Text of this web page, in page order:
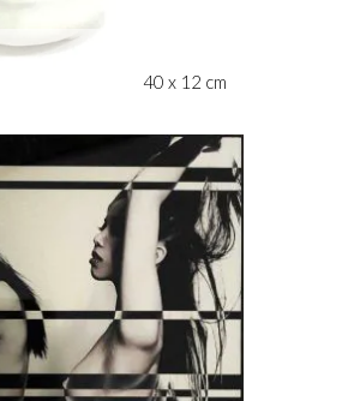
40 x 12 cm